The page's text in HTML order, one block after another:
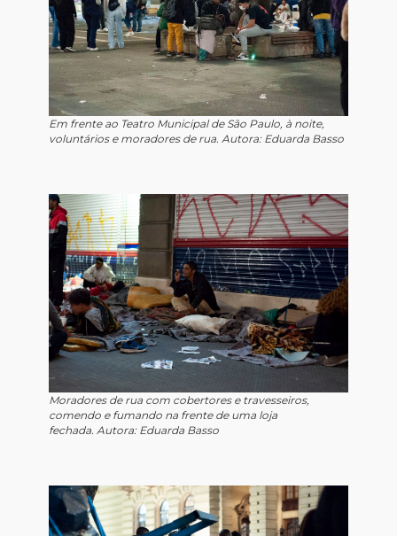
Em frente ao Teatro Municipal de São Paulo, à noite,
voluntários e moradores de rua. Autora: Eduarda Basso
Moradores de rua com cobertores e travesseiros,
comendo e fumando na frente de uma loja
fechada. Autora: Eduarda Basso